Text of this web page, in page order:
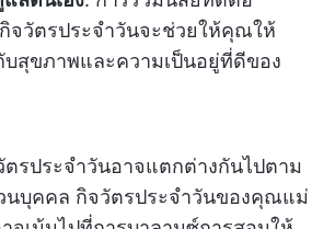
จวัตรประจำวันจะช่วยให้คุณให้
สุขภาพและความเป็นอยู่ที่ดีของ
ตรประจำวันอาจแตกต่างกันไปตาม
นบุคคล กิจวัตรประจำวันของคุณแม่